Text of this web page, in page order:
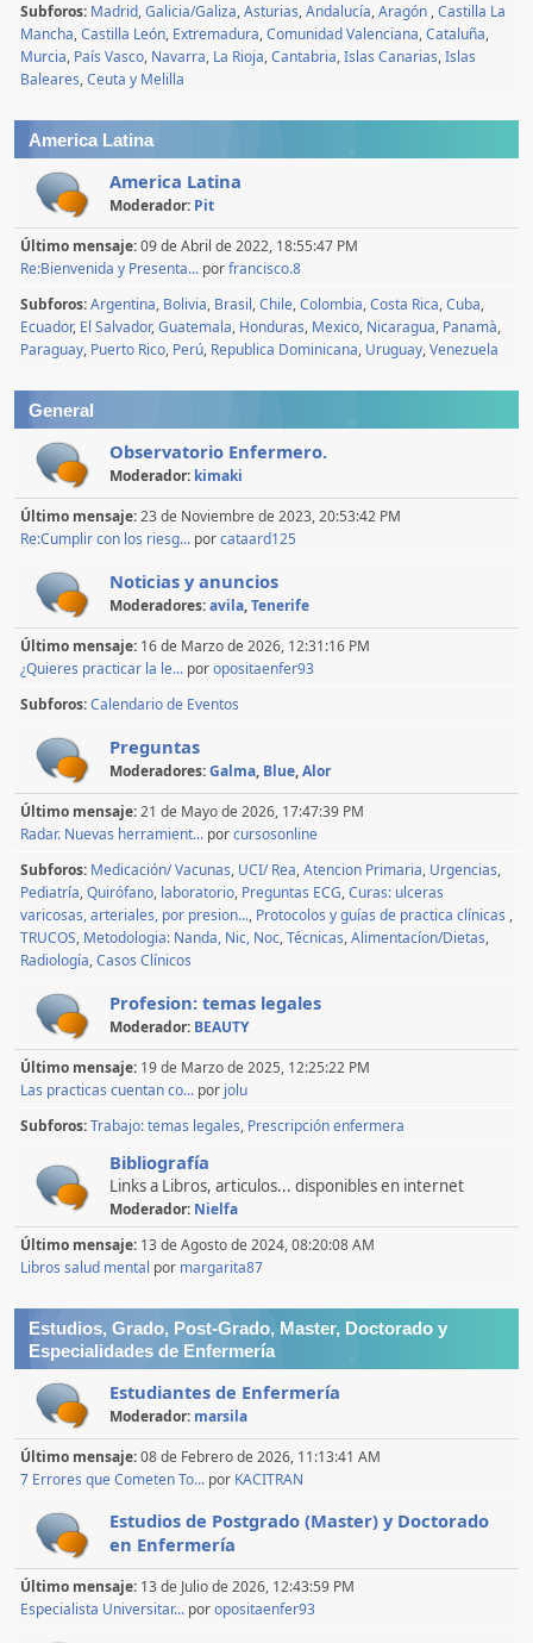
Subforos Madrid Galicia/Galiza Asturias Andalucía Aragón Castilla La
Mancha Castilla León Extremadura Comunidad Valenciana Cataluña
Murcia País Vasco Navarra La Rioja Cantabria Islas Canarias Islas
Baleares Ceuta y Melilla
America Latina
America Latina
Moderador: Pit
Último mensaje:09 de Abril de 2022, 18:55:47 PM
Re:Bienvenida y Presenta... porfrancisco.8
Subforos Argentina Bolivia Brasil Chile Colombia Costa Rica Cuba
Ecuador El Salvador Guatemala Honduras Mexico Nicaragua Panamà
Paraguay Puerto Rico Perú Republica Dominicana Uruguay Venezuela
General
Observatorio Enfermero.
Moderador: kimaki
Último mensaje:23 de Noviembre de 2023, 20:53:42 PM
Re:Cumplir con los riesg... porcataard125
Noticias y anuncios
Moderadores:avila,Tenerife
Último mensaje: 16 de Marzo de 2026, 12:31:16 PM
¿Quieres practicar la le... poropositaenfer93
Subforos Calendario de Eventos
Preguntas
Moderadores:Galma, Blue,Alor
Último mensaje:21 de Mayo de 2026, 17:47:39 PM
Radar. Nuevas herramient... porcursosonline
Subforos Medicación/ Vacunas UCI/ Rea Atencion Primaria Urgencias
Pediatría Quirófano laboratorio Preguntas ECG Curas: ulceras
varicosas, arteriales, por presion... Protocolos y guías de practica clínicas
TRUCOS Metodologia: Nanda, Nic, Noc Técnicas Alimentacíon/Dietas
Radiología Casos Clínicos
Profesion: temas legales
Moderador: BEAUTY
Último mensaje: 19 de Marzo de 2025, 12:25:22 PM
Las practicas cuentan co... por jolu
Subforos Trabajo: temas legales Prescripción enfermera
Bibliografía
Links a Libros, articulos... disponibles en internet
Moderador: Nielfa
Último mensaje: 13 de Agosto de 2024, 08:20:08 AM
Libros salud mental por margarita87
Estudios, Grado, Post-Grado, Master, Doctorado y
Especialidades de Enfermería
Estudiantes de Enfermería
Moderador: marsila
Último mensaje:08 de Febrero de 2026, 11:13:41 AM
7 Errores que Cometen To... por KACITRAN
Estudios de Postgrado (Master) y Doctorado
en Enfermería
Último mensaje: 13 de Julio de 2026, 12:43:59 PM
Especialista Universitar... poropositaenfer93